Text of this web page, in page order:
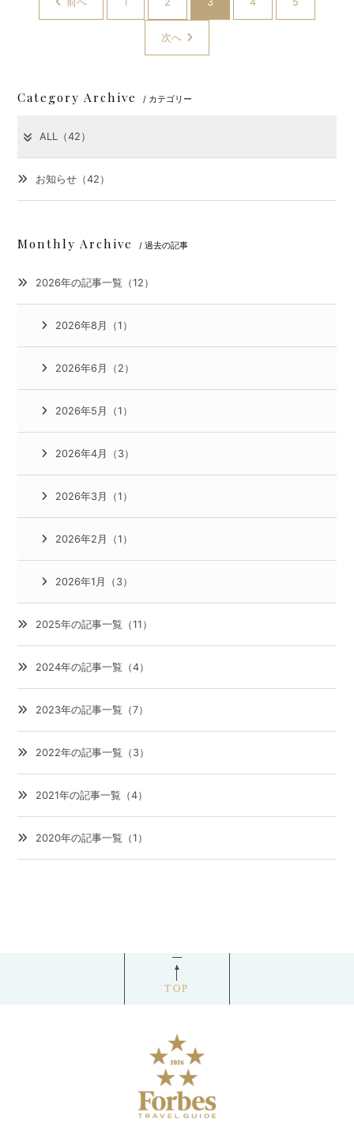
次へ
Category Archive / カテゴリー
ALL（42）
お知らせ（42）
Monthly Archive / 過去の記事
2026年の記事一覧（12）
2026年8月（1）
2026年6月（2）
2026年5月（1）
2026年4月（3）
2026年3月（1）
2026年2月（1）
2026年1月（3）
2025年の記事一覧（11）
2024年の記事一覧（4）
2023年の記事一覧（7）
2022年の記事一覧（3）
2021年の記事一覧（4）
2020年の記事一覧（1）
TOP